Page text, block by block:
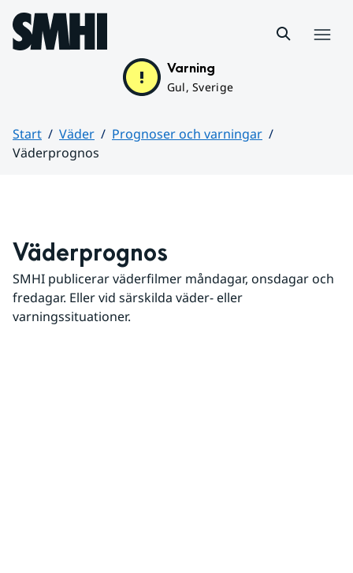
Hoppa till sidans innehåll
Varning
Gul, Sverige
Start Väder
Prognoser och varningar
Väderprognos
Väderprognos
SMHI publicerar väderfilmer måndagar, onsdagar och
fredagar. Eller vid särskilda väder- eller
varningssituationer.